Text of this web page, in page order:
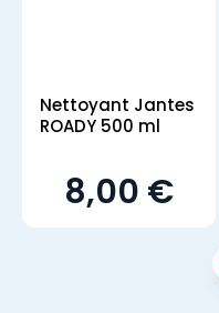
Nettoyant Jantes
ROADY 500 ml
8,00 €